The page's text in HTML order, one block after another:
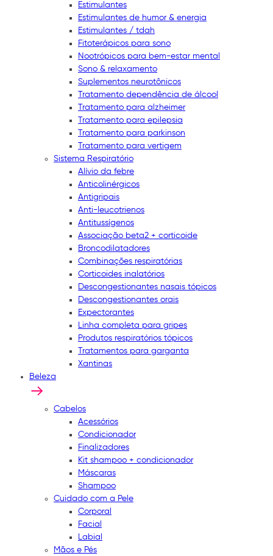
Estimulantes
Estimulantes de humor & energia
Estimulantes / tdah
Fitoterápicos para sono
Nootrópicos para bem-estar mental
Sono & relaxamento
Suplementos neurotônicos
Tratamento dependência de álcool
Tratamento para alzheimer
Tratamento para epilepsia
Tratamento para parkinson
Tratamento para vertigem
Sistema Respiratório
Alívio da febre
Anticolinérgicos
Antigripais
Anti-leucotrienos
Antitussígenos
Associação beta2 + corticoide
Broncodilatadores
Combinações respiratórias
Corticoides inalatórios
Descongestionantes nasais tópicos
Descongestionantes orais
Expectorantes
Linha completa para gripes
Produtos respiratórios tópicos
Tratamentos para garganta
Xantinas
Beleza
Cabelos
Acessórios
Condicionador
Finalizadores
Kit shampoo + condicionador
Máscaras
Shampoo
Cuidado com a Pele
Corporal
Facial
Labial
Mãos e Pés